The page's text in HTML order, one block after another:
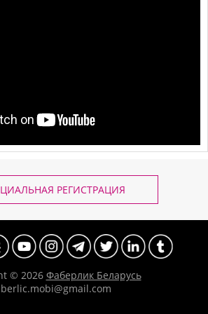
РЕГИСТРАЦИЯ
© 2026 Фаберлик Беларусь